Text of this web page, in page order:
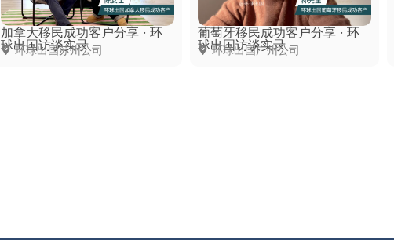
加拿大移民成功客户分享 · 环
球出国访谈实录
环球出国苏州公司
葡萄牙移民成功客户分享 · 环
球出国访谈实录
环球出国广州公司